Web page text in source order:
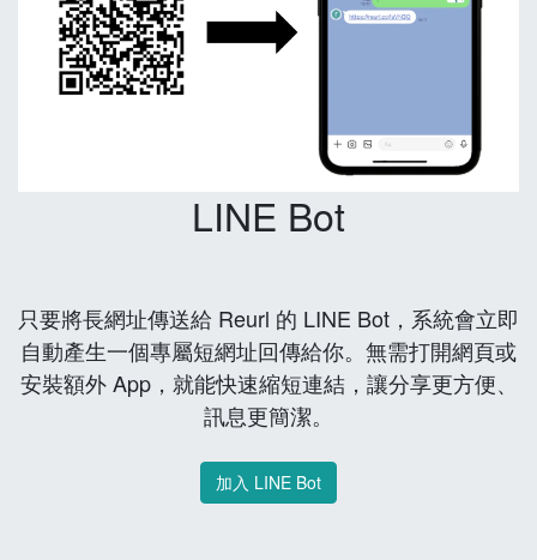
LINE Bot
只要將長網址傳送給 Reurl 的 LINE Bot，系統會立即
自動產生一個專屬短網址回傳給你。無需打開網頁或
安裝額外 App，就能快速縮短連結，讓分享更方便、
訊息更簡潔。
加入 LINE Bot